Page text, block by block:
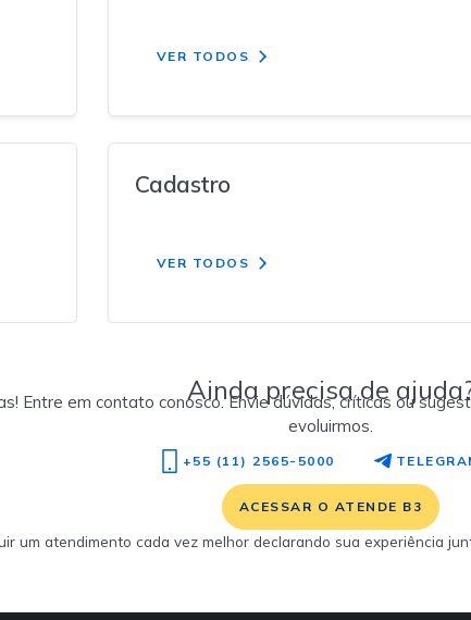
VER TODOS
Cadastro
VER TODOS
Ainda precisa de
Entre em contato conosco. Envie dúvidas, críticas ou
evoluirmos.
+55 (11) 2565-5000
ACESSAR O ATENDE B3
um atendimento cada vez melhor declarando sua experiência